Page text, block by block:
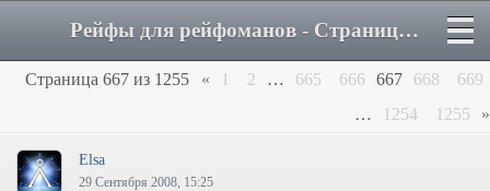
Рейфы для рейфоманов - Страница 667 - Форум
Страница 667 из 1255 « 1 2 … 665 666 667 668
669
…
1254 1255 »
Elsa
29 Сентября 2008, 15:25